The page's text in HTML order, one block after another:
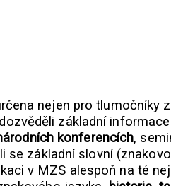
nejen pro tlumočníky
základní
konferencích,
se základní slovní
v MZS alespoň na té